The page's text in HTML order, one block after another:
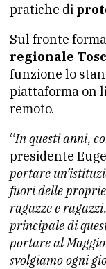
pratiche di
Sul fronte
regionale
funzione lo
piattaforma on
remoto.
“In questi anni,
presidente
portare
fuori delle
ragazze e
principale di
portare al
svolgiamo ogni